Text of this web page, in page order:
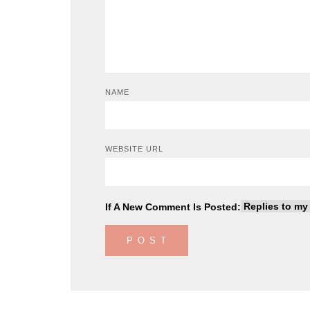
NAME
WEBSITE URL
If A New Comment Is Posted: